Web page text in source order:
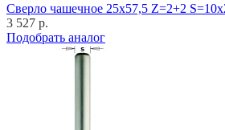
Cверло чашечное 25x57,5 Z=2+2
3 527 р.
Подобрать аналог